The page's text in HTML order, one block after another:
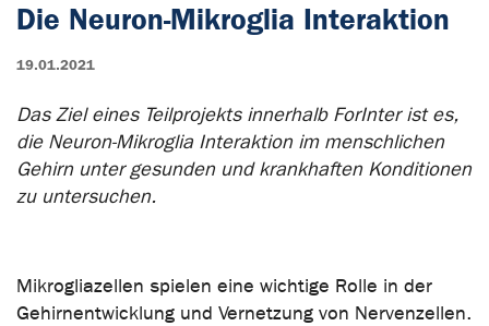
Die Neuron-Mikroglia Interaktion
19.01.2021
Das Ziel eines Teilprojekts innerhalb ForInter ist es,
die Neuron-Mikroglia Interaktion im menschlichen
Gehirn unter gesunden und krankhaften Konditionen
zu untersuchen.
Mikrogliazellen spielen eine wichtige Rolle in der
Gehirnentwicklung und Vernetzung von Nervenzellen.